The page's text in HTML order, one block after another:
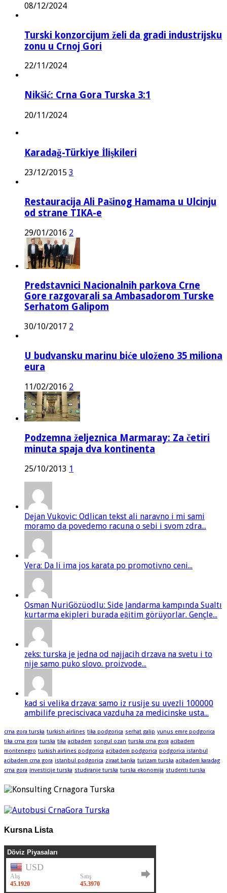
08/12/2024
Turski konzorcijum želi da gradi industrijsku
zonu u Crnoj Gori
22/11/2024
Nikšić: Crna Gora Turska 3:1
20/11/2024
Karadağ-Türkiye İlişkileri
23/12/2015 3
Restauracija Ali Pašinog Hamama u Ulcinju
od strane TIKA-e
29/01/2016 2
Predstavnici Nacionalnih parkova Crne
Gore razgovarali sa Ambasadorom Turske
Serhatom Galipom
30/10/2017 2
U budvansku marinu biće uloženo 35 miliona
eura
11/02/2016 2
Podzemna željeznica Marmaray: Za četiri
minuta spaja dva kontinenta
25/10/2013 1
Dejan Vukovic: Odlican tekst ali naravno i mi sami
moramo da povedemo racuna o sebi i svom zdra...
Vera: Da li ima jos karata po promotivno ceni...
Osman NuriGözüodlu: Side Jandarma kampında Sualtı
kurtarma ekipleri burada eğitim görüyorlar. Gençle...
zeks: turska je jedna od najjacih drzava na svetu i to
nije samo puko slovo. proizvode...
kad si velika drzava: samo iz rusije su uvezli 100000
ambilife preciscivaca vazduha za medicinske usta...
crna gora turska turkish airlines tika podgorica serhat galip yunus emre podgorica
tika crna gora turska tika acibadem songul ozan turska crna gora acibadem
montenegro turkish airlines podgorica acibadem podgorica podgorica istanbul
acibadem crna gora istanbul podgorica ziraat banka turizam turska acibadem karadag
crna gora investicije turska studiranje turska turska ekonomija studenti turska
Kursna Lista